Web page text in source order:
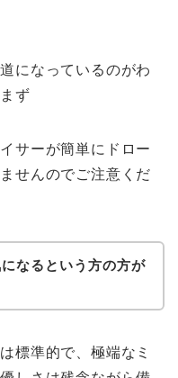
になっているのがわ
ず
サーが簡単にドロー
せんのでご注意くだ
なるという方の方が
標準的で、極端なミ